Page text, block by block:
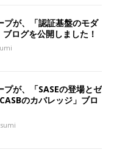
プが、「認証基盤のモダ
ログを公開しました！
プが、「SASEの登場とゼ
のカバレッジ」ブロ